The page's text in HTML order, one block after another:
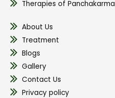
Therapies of Panchakarma
About Us
Treatment
Blogs
Gallery
Contact Us
Privacy policy